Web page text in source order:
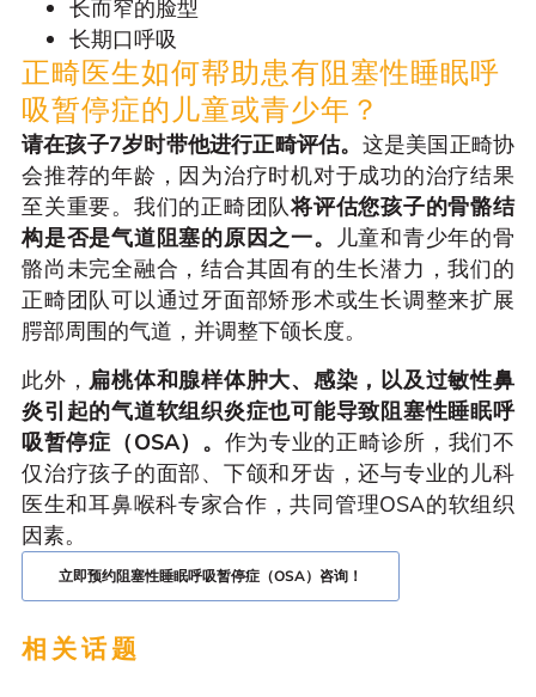
长而窄的脸型
长期口呼吸
正畸医生如何帮助患有阻塞性睡眠呼
吸暂停症的儿童或青少年？
请在孩子7岁时带他进行正畸评估。 这是美国正畸协
会推荐的年龄，因为治疗时机对于成功的治疗结果
至关重要。我们的正畸团队将评估您孩子的骨骼结
构是否是气道阻塞的原因之一。 儿童和青少年的骨
骼尚未完全融合，结合其固有的生长潜力，我们的
正畸团队可以通过牙面部矫形术或生长调整来扩展
腭部周围的气道，并调整下颌长度。
此外， 扁桃体和腺样体肿大、感染，以及过敏性鼻
炎引起的气道软组织炎症也可能导致阻塞性睡眠呼
吸暂停症（OSA）。 作为专业的正畸诊所，我们不
仅治疗孩子的面部、下颌和牙齿，还与专业的儿科
医生和耳鼻喉科专家合作，共同管理OSA的软组织
因素。
立即预约阻塞性睡眠呼吸暂停症（OSA）咨询！
相关话题